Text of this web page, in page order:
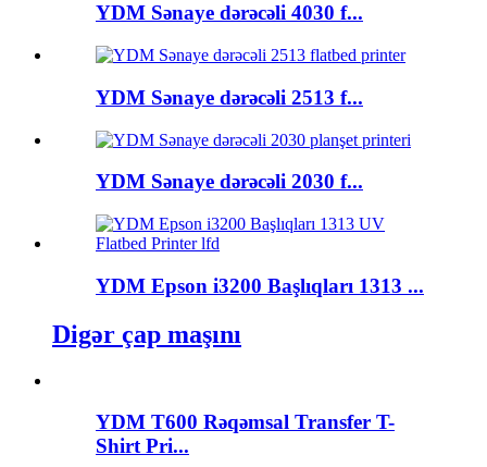
YDM Sənaye dərəcəli 4030 f...
YDM Sənaye dərəcəli 2513 f...
YDM Sənaye dərəcəli 2030 f...
YDM Epson i3200 Başlıqları 1313 ...
Digər çap maşını
YDM T600 Rəqəmsal Transfer T-
Shirt Pri...